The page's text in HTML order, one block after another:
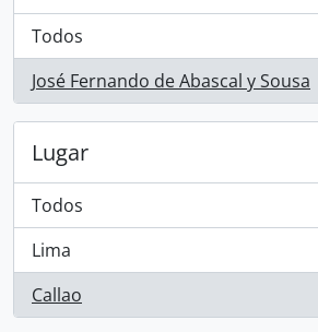
Todos
José Fernando de Abascal y Sousa
, 1 resultados
Lugar
Todos
Lima
, 1 resultados
Callao
, 1 resultados